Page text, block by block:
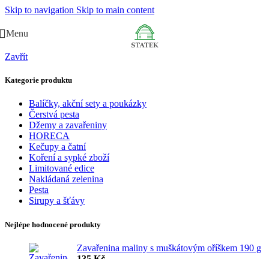
Skip to navigation Skip to main content
Menu
Zavřít
Kategorie produktu
Balíčky, akční sety a poukázky
Čerstvá pesta
Džemy a zavařeniny
HORECA
Kečupy a čatní
Koření a sypké zboží
Limitované edice
Nakládaná zelenina
Pesta
Sirupy a šťávy
Nejlépe hodnocené produkty
Zavařenina maliny s muškátovým oříškem 190 g